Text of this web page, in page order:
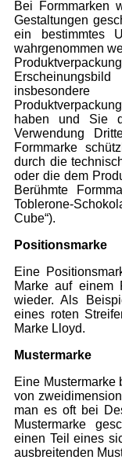
Bei Formmarken
Gestaltungen
ein bestimmtes
wahrgenommen
haben und Sie
Verwendung
Formmarke
durch die
oder die dem
Berühmte
Toblerone-
Cube“).
Positionsmarke
Eine
Marke auf einem
wieder. Als
eines roten
Marke Lloyd.
Mustermarke
Eine
von
man es oft bei
Mustermarke
einen Teil eines
ausbreitenden